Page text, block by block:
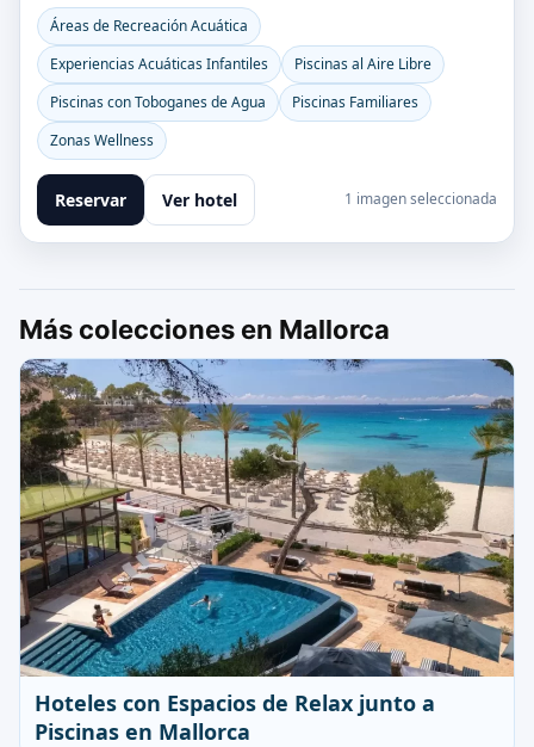
Áreas de Recreación Acuática
Experiencias Acuáticas Infantiles
Piscinas al Aire Libre
Piscinas con Toboganes de Agua
Piscinas Familiares
Zonas Wellness
Reservar Ver hotel 1 imagen seleccionada
Más colecciones en Mallorca
Hoteles con Espacios de Relax junto a
Piscinas en Mallorca